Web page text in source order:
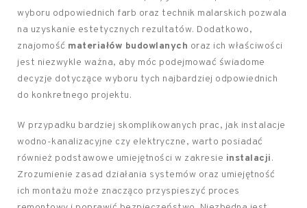
wyboru odpowiednich farb oraz technik malarskich pozwala
na uzyskanie estetycznych rezultatów. Dodatkowo,
znajomość materiałów budowlanych oraz ich właściwości
jest niezwykle ważna, aby móc podejmować świadome
decyzje dotyczące wyboru tych najbardziej odpowiednich
do konkretnego projektu.
W przypadku bardziej skomplikowanych prac, jak instalacje
wodno-kanalizacyjne czy elektryczne, warto posiadać
również podstawowe umiejętności w zakresie instalacji.
Zrozumienie zasad działania systemów oraz umiejętność
ich montażu może znacząco przyspieszyć proces